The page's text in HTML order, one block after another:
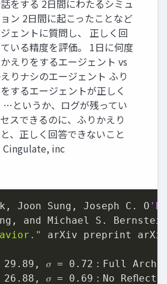
をする 2日間にわたるシミュ
ン 2日間に起こったことなど
ェントに質問し、 正しく回
いる精度を評価。 1日に何度
えりをするエージェント vs
りナシのエージェント ふり
するエージェントが正しく
…というか、ログが残ってい
スできるのに、ふりかえり
、正しく回答できないこと
Cingulate, inc
Joon Sung, Joseph C. O
and Michael S.
arXiv preprint
29.89 , 𝜎 = 0.72 ：Full
26.88 , 𝜎 = 0.69 ：No